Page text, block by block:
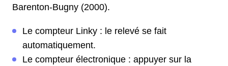
Barenton-Bugny (2000).
Le compteur Linky : le relevé se fait
automatiquement.
Le compteur électronique : appuyer sur la